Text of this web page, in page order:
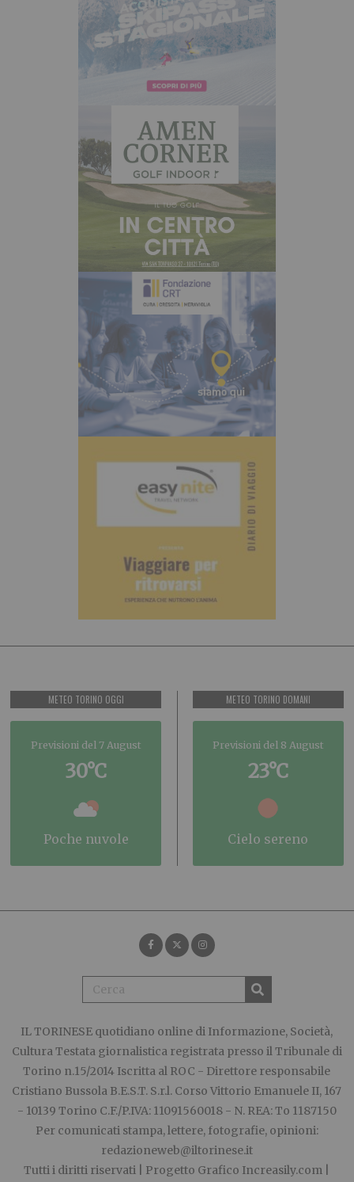
METEO TORINO OGGI
Previsioni del 7 August
30°C
poche nuvole
METEO TORINO DOMANI
Previsioni del 8 August
23°C
cielo sereno
IL TORINESE quotidiano online di Informazione, Società,
Cultura Testata giornalistica registrata presso il Tribunale di
Torino n.15/2014 Iscritta al ROC - Direttore responsabile
Cristiano Bussola B.E.S.T. S.r.l. Corso Vittorio Emanuele II, 167
- 10139 Torino C.F./P.IVA: 11091560018 - N. REA: To 1187150
Per comunicati stampa, lettere, fotografie, opinioni:
redazioneweb@iltorinese.it
Tutti i diritti riservati | Progetto Grafico Increasily.com